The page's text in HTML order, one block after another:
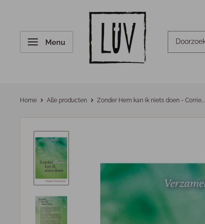
Menu
Home Alle producten Zonder Hem kan ik niets doen - Corrie...